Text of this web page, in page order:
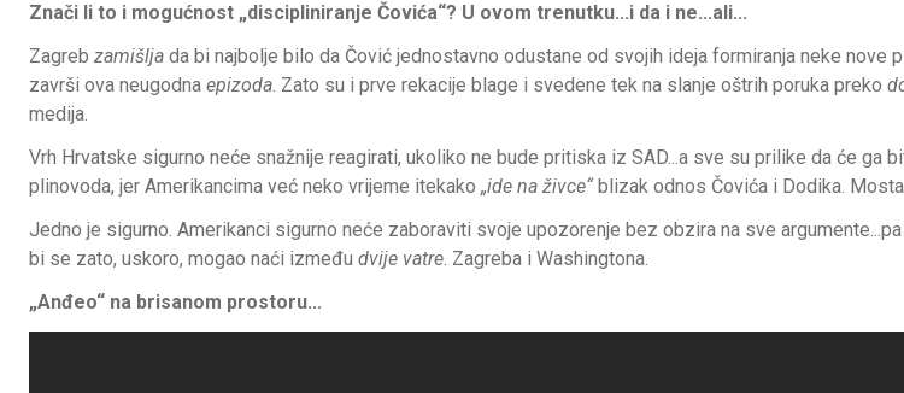
Znači li to i mogućnost „discipliniranje Čovića“? U ovom trenutku...i da i ne...ali...
Zagreb zamišlja da bi najbolje bilo da Čović jednostavno odustane od svojih ideja formiranja neke nove
završi ova neugodna epizoda. Zato su i prve rekacije blage i svedene tek na slanje oštrih poruka preko
medija.
Vrh Hrvatske sigurno neće snažnije reagirati, ukoliko ne bude pritiska iz SAD...a sve su prilike da će ga
plinovoda, jer Amerikancima već neko vrijeme itekako „ide na živce“ blizak odnos Čovića i Dodika.
Jedno je sigurno. Amerikanci sigurno neće zaboraviti svoje upozorenje bez obzira na sve
bi se zato, uskoro, mogao naći između dvije vatre. Zagreba i Washingtona.
„Anđeo“ na brisanom prostoru...